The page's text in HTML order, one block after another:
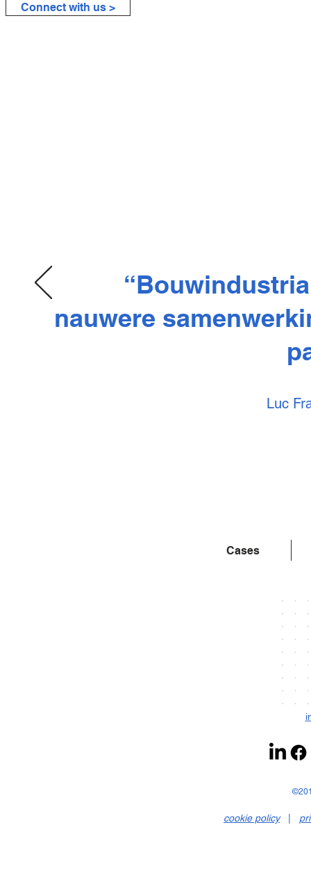
Connect with us >
nauwere
Luc
Cases
cookie policy